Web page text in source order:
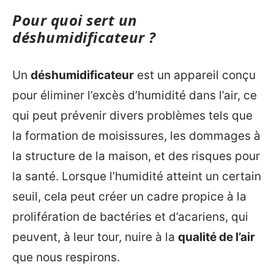
Pour quoi sert un
déshumidificateur ?
Un déshumidificateur est un appareil conçu
pour éliminer l’excès d’humidité dans l’air, ce
qui peut prévenir divers problèmes tels que
la formation de moisissures, les dommages à
la structure de la maison, et des risques pour
la santé. Lorsque l’humidité atteint un certain
seuil, cela peut créer un cadre propice à la
prolifération de bactéries et d’acariens, qui
peuvent, à leur tour, nuire à la qualité de l’air
que nous respirons.